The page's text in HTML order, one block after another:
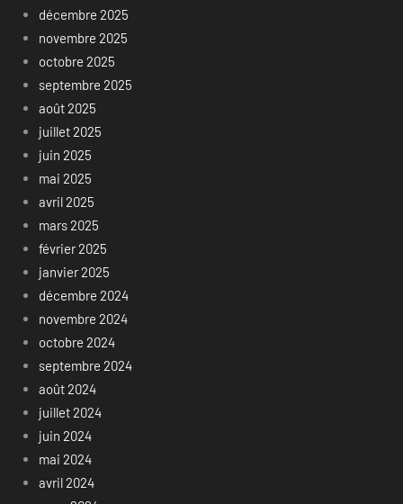
décembre 2025
novembre 2025
octobre 2025
septembre 2025
août 2025
juillet 2025
juin 2025
mai 2025
avril 2025
mars 2025
février 2025
janvier 2025
décembre 2024
novembre 2024
octobre 2024
septembre 2024
août 2024
juillet 2024
juin 2024
mai 2024
avril 2024